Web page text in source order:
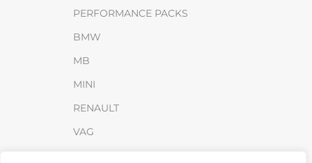
PERFORMANCE PACKS
BMW
MB
MINI
RENAULT
VAG